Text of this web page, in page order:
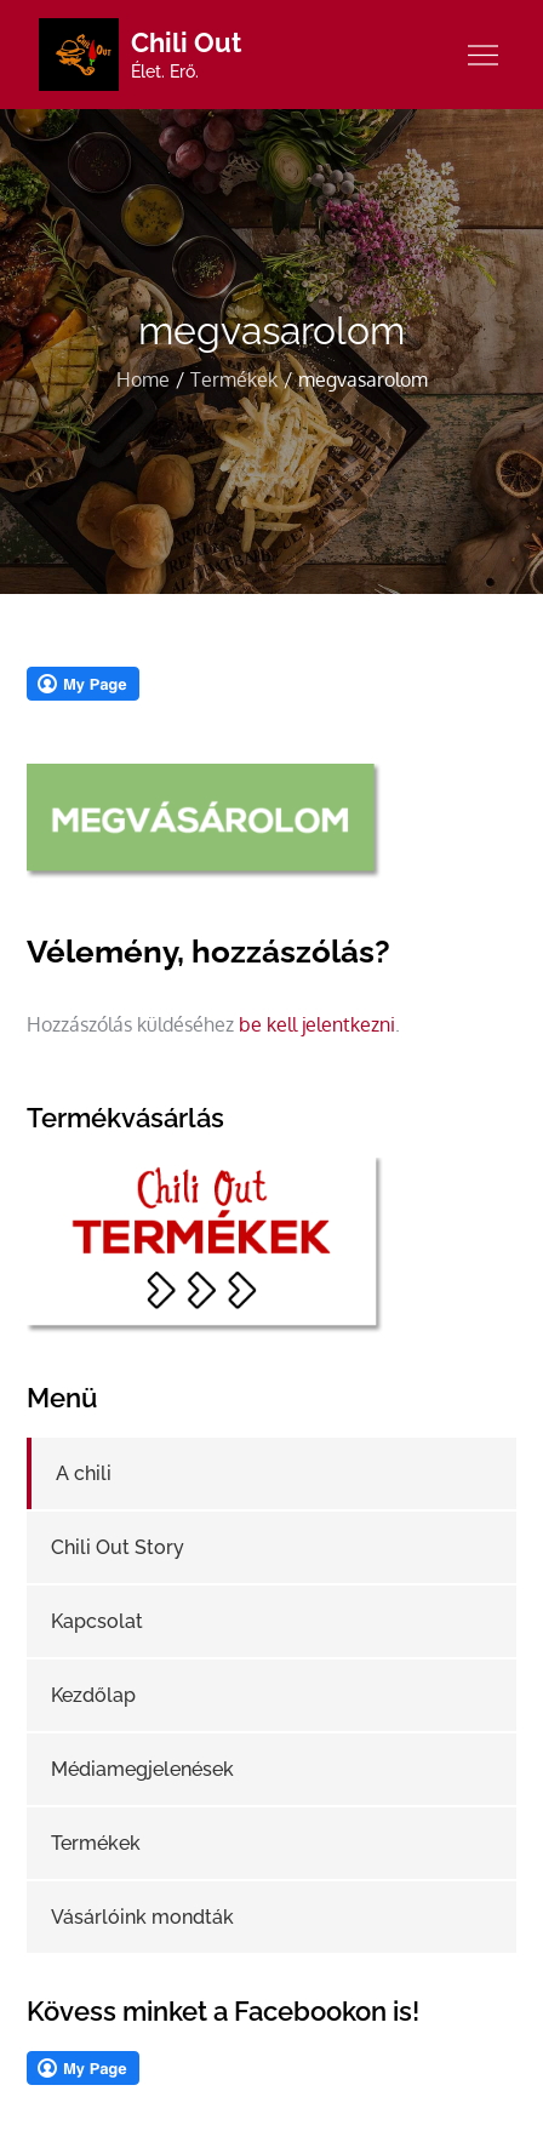
Chili Out
Élet. Erő.
megvasarolom
Home Termékek megvasarolom
Vélemény, hozzászólás?
Hozzászólás küldéséhez be kell jelentkezni.
Termékvásárlás
Menü
A chili
Chili Out Story
Kapcsolat
Kezdőlap
Médiamegjelenések
Termékek
Vásárlóink mondták
Kövess minket a Facebookon is!